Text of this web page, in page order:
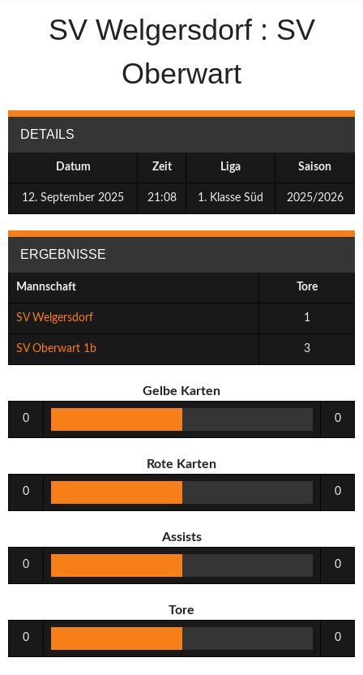
SV Welgersdorf : SV
Oberwart
DETAILS
Datum Zeit Liga Saison
12. September 2025 21:08 1. Klasse Süd 2025/2026
ERGEBNISSE
Mannschaft Tore
SV Welgersdorf 1
SV Oberwart 1b 3
Gelbe Karten
0 0
Rote Karten
0 0
Assists
0 0
Tore
0 0